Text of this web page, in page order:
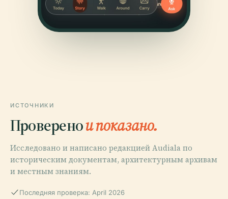
ИСТОЧНИКИ
Проверенои показано.
Исследовано и написано редакцией Audiala по
историческим документам, архитектурным архивам
и местным знаниям.
Последняя проверка: April 2026